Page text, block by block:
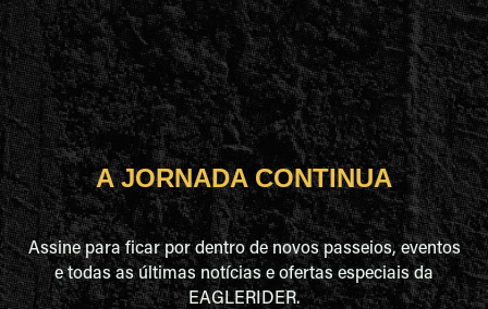
A JORNADA CONTINUA
Assine para ficar por dentro de novos passeios, eventos
e todas as últimas notícias e ofertas especiais da
EAGLERIDER.